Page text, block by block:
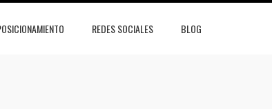
REDES SOCIALES BLOG